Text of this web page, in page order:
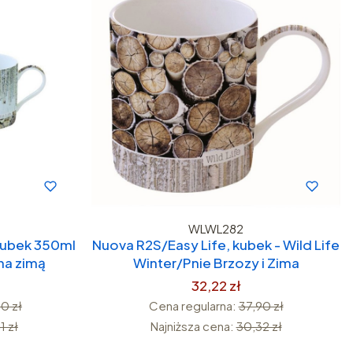
350ml
zimą
zł
zł
WLWL282
Nuova R2S/Easy Life, kubek - Wild Life
Winter/Pnie Brzozy i Zima
32,22 zł
Cena regularna: 37,90 zł
Najniższa cena: 30,32 zł